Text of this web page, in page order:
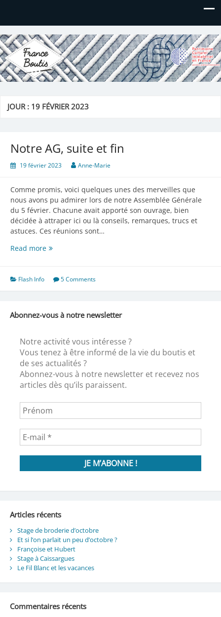
France Boutis
Le site de France Boutis
JOUR : 19 FÉVRIER 2023
Notre AG, suite et fin
19 février 2023 Anne-Marie
Comme promis, voici quelques unes des merveilles que
nous avons pu admirer lors de notre Assemblée Générale
du 5 février. Chacune avait apporté son ouvrage, bien
décidée à attraper ici ou là conseils, remarques, trucs et
astuces. Ces réunions sont…
Read moreNotre
fin
Flash Info 5 Comments
Abonnez-vous à notre newsletter
Notre activité vous intéresse ?
Vous tenez à être informé de la vie du boutis et
de ses actualités ?
Abonnez-vous à notre newsletter et recevez nos
articles dès qu’ils paraissent.
Articles récents
Stage de broderie d’octobre
Et si l’on parlait un peu d’octobre ?
Françoise et Hubert
Stage à Caissargues
Le Fil Blanc et les vacances
Commentaires récents